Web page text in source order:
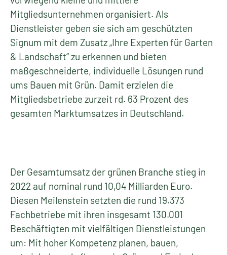
Mitgliedsunternehmen organisiert. Als
Dienstleister geben sie sich am geschützten
Signum mit dem Zusatz „Ihre Experten für Garten
& Landschaft“ zu erkennen und bieten
maßgeschneiderte, individuelle Lösungen rund
ums Bauen mit Grün. Damit erzielen die
Mitgliedsbetriebe zurzeit rd. 63 Prozent des
gesamten Marktumsatzes in Deutschland.
Der Gesamtumsatz der grünen Branche stieg in
2022 auf nominal rund 10,04 Milliarden Euro.
Diesen Meilenstein setzten die rund 19.373
Fachbetriebe mit ihren insgesamt 130.001
Beschäftigten mit vielfältigen Dienstleistungen
um: Mit hoher Kompetenz planen, bauen,